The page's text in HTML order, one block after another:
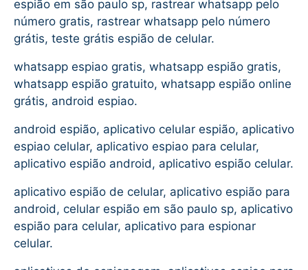
espião em são paulo sp, rastrear whatsapp pelo
número gratis, rastrear whatsapp pelo número
grátis, teste grátis espião de celular.
whatsapp espiao gratis, whatsapp espião gratis,
whatsapp espião gratuito, whatsapp espião online
grátis, android espiao.
android espião, aplicativo celular espião, aplicativo
espiao celular, aplicativo espiao para celular,
aplicativo espião android, aplicativo espião celular.
aplicativo espião de celular, aplicativo espião para
android, celular espião em são paulo sp, aplicativo
espião para celular, aplicativo para espionar
celular.